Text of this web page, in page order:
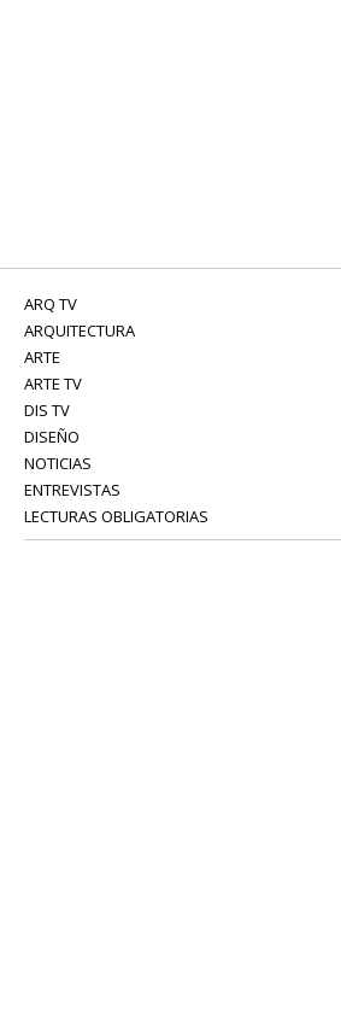
ARQ TV
ARQUITECTURA
ARTE
ARTE TV
DIS TV
DISEÑO
NOTICIAS
ENTREVISTAS
LECTURAS OBLIGATORIAS